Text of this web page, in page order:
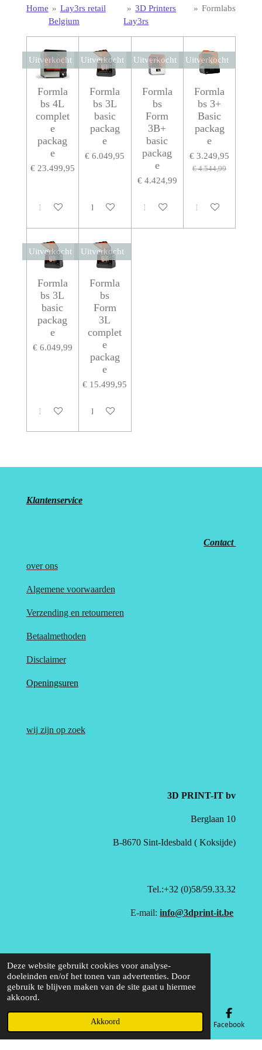
Deze website gebruikt cookies voor analyse-
doeleinden en/of het tonen van advertenties. Door
gebruik te blijven maken van de site gaat u hiermee
akkoord.
Akkoord
Home » Lay3rs retail
Belgium
» 3D Printers
Lay3rs
» Formlabs
Uitverkocht
Formla
bs 4L
complet
e
packag
e
€ 23.499,95
Houd mij op de hoogte
Uitverkocht
Formla
bs 3L
basic
packag
e
€ 6.049,95
Houd mij op de hoogte
Uitverkocht
Formla
bs
Form
3B+
basic
packag
e
€ 4.424,99
Houd mij op de hoogte
Uitverkocht
Formla
bs 3+
Basic
packag
e
€ 3.249,95
€ 4.544,99
Houd mij op de
Uitverkocht
Formla
bs 3L
basic
packag
e
€ 6.049,99
Houd mij op de hoogte
Uitverkocht
Formla
bs
Form
3L
complet
e
packag
e
€ 15.499,95
Houd mij op de hoogte
Klantenservice
Contact
over ons
Algemene voorwaarden
Verzending en retourneren
Betaalmethoden
Disclaimer
Openingsuren
wij zijn op zoek
3D PRINT-IT bv
Berglaan 10
B-8670 Sint-Idesbald ( Koksijde)
Tel.:+32 (0)58/59.33.32
E-mail:info@3dprint-it.be
BTW: BE0781964312
© 2020 - 2026 3D Print-it B.V.
Telefoonnummer Facebook